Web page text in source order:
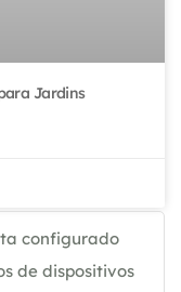
Jardins
configurado
de dispositivos